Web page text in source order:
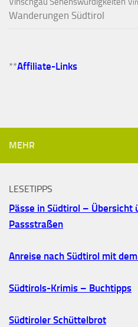
Wanderungen Südtirol
**Affiliate-Links
MEHR
LESETIPPS
Pässe in Südtirol – Übersicht
Passstraßen
Anreise nach Südtirol mit
Südtirols-Krimis – Buchtipps
Südtiroler Schüttelbrot